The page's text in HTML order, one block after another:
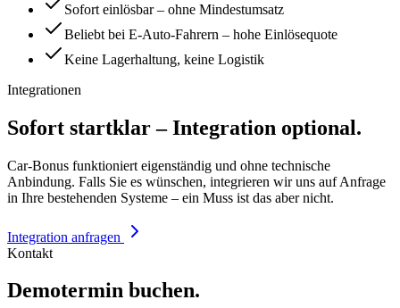
Sofort einlösbar – ohne Mindestumsatz
Beliebt bei E-Auto-Fahrern – hohe Einlösequote
Keine Lagerhaltung, keine Logistik
Integrationen
Sofort startklar – Integration optional.
Car-Bonus funktioniert eigenständig und ohne technische
Anbindung. Falls Sie es wünschen, integrieren wir uns auf Anfrage
in Ihre bestehenden Systeme – ein Muss ist das aber nicht.
Integration anfragen
Kontakt
Demotermin buchen.